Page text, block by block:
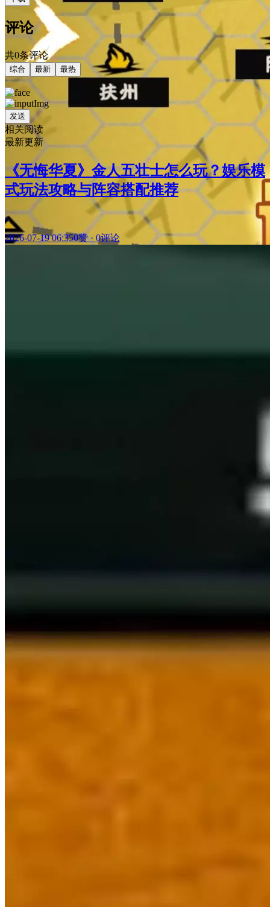
评论
共0条评论
综合 最新 最热
发送
相关阅读
最新更新
《无悔华夏》金人五壮士怎么玩？娱乐模
式玩法攻略与阵容搭配推荐
-
2026-07-19 06:350赞· 0评论